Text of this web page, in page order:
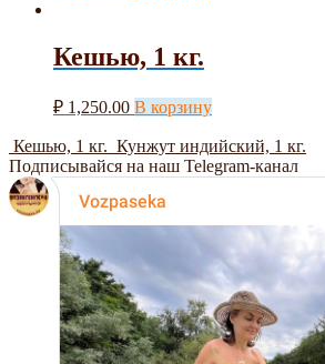
Кешью, 1 кг.
₽ 1,250.00 В корзину
Кешью, 1 кг. Кунжут индийский, 1 кг.
Подписывайся на наш Telegram-канал